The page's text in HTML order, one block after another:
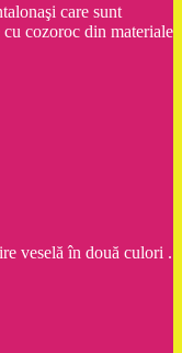
care sunt
cozoroc din materiale
veselă în două culori .